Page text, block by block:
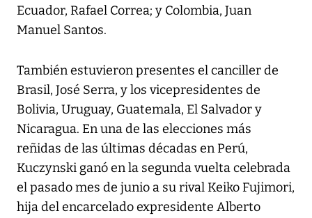
Ecuador, Rafael Correa; y Colombia, Juan
Manuel Santos.
También estuvieron presentes el canciller de
Brasil, José Serra, y los vicepresidentes de
Bolivia, Uruguay, Guatemala, El Salvador y
Nicaragua. En una de las elecciones más
reñidas de las últimas décadas en Perú,
Kuczynski ganó en la segunda vuelta celebrada
el pasado mes de junio a su rival Keiko Fujimori,
hija del encarcelado expresidente Alberto